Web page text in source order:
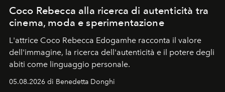
Coco Rebecca alla ricerca di autenticità tra
cinema, moda e sperimentazione
L'attrice Coco Rebecca Edogamhe racconta il valore
dell'immagine, la ricerca dell'autenticità e il potere degli
abiti come linguaggio personale.
05.08.2026 di Benedetta Donghi